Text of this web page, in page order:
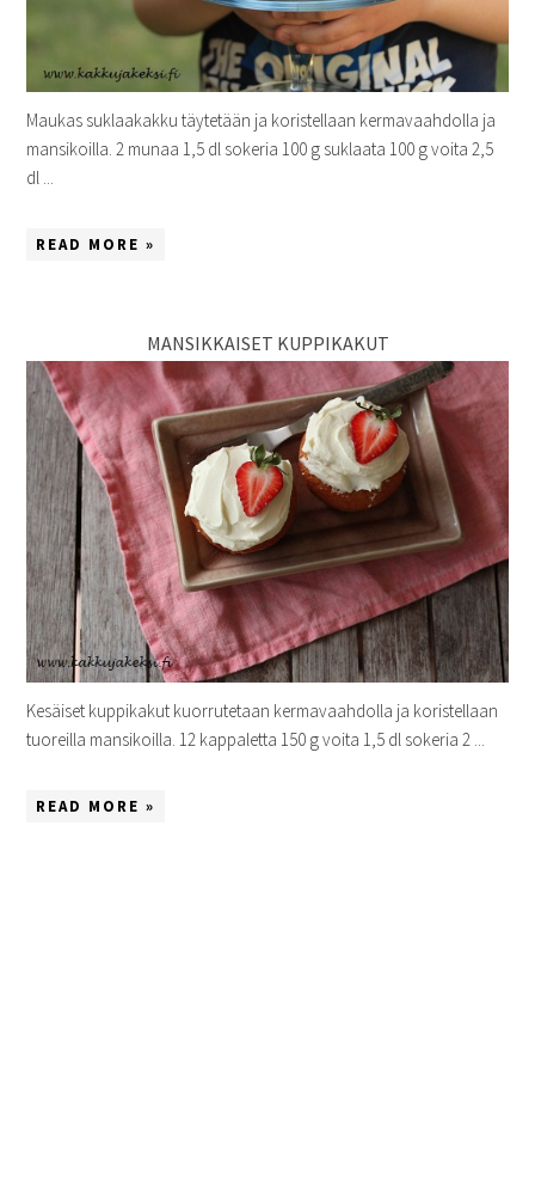
Maukas suklaakakku täytetään ja koristellaan kermavaahdolla ja
mansikoilla. 2 munaa 1,5 dl sokeria 100 g suklaata 100 g voita 2,5
dl ...
READ MORE »
MANSIKKAISET KUPPIKAKUT
Kesäiset kuppikakut kuorrutetaan kermavaahdolla ja koristellaan
tuoreilla mansikoilla. 12 kappaletta 150 g voita 1,5 dl sokeria 2 ...
READ MORE »